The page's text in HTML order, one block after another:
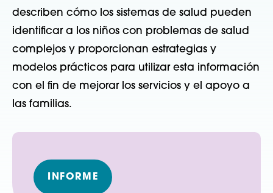
describen cómo los sistemas de salud pueden
identificar a los niños con problemas de salud
complejos y proporcionan estrategias y
modelos prácticos para utilizar esta información
con el fin de mejorar los servicios y el apoyo a
las familias.
INFORME